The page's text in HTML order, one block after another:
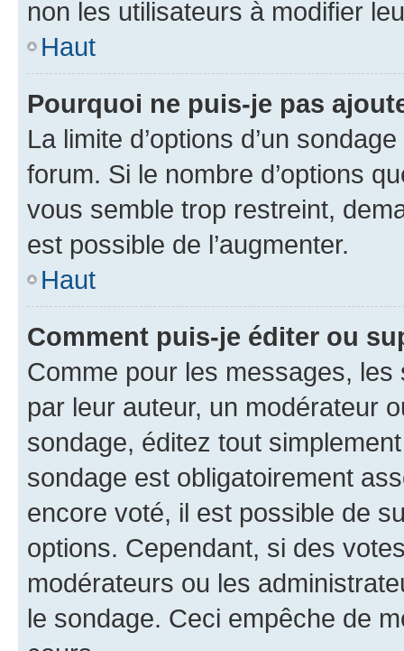
non les utilisateurs à modifier
Haut
Pourquoi ne puis-je pas
La limite d’options d’un
forum. Si le nombre d’options
vous semble trop restreint,
est possible de l’augmenter.
Haut
Comment puis-je éditer ou
Comme pour les messages,
par leur auteur, un modérateur
sondage, éditez tout
sondage est obligatoirement
encore voté, il est possible de
options. Cependant, si des
modérateurs ou les
le sondage. Ceci empêche de